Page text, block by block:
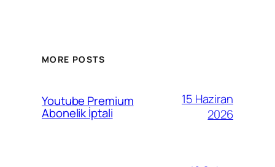
MORE POSTS
Youtube Premium
Abonelik İptali
15 Haziran
2026